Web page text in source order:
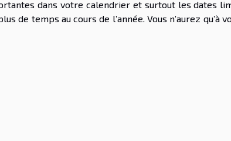
dans votre calendrier et surtout les dates
de temps au cours de l’année. Vous n’aurez qu’à